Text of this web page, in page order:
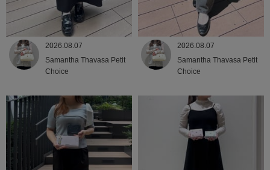
2026.08.07
Samantha Thavasa Petit
Choice
2026.08.07
Samantha Thavasa Petit
Choice